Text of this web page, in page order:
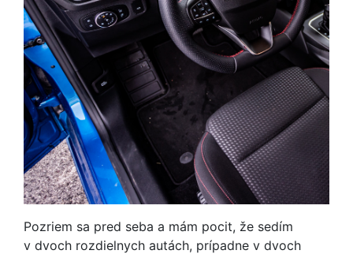
Pozriem sa pred seba a mám pocit, že sedím
v dvoch rozdielnych autách, prípadne v dvoch